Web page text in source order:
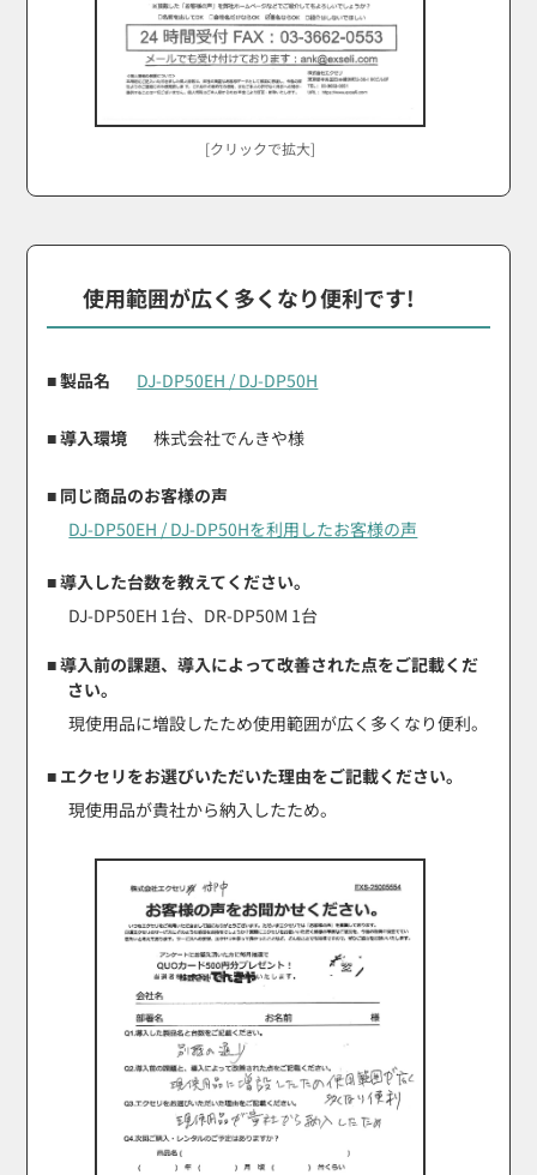
[クリックで拡大]
使用範囲が広く多くなり便利です!
■ 製品名 DJ-DP50EH / DJ-DP50H
■ 導入環境 株式会社でんきや様
■ 同じ商品のお客様の声
DJ-DP50EH / DJ-DP50Hを利用したお客様の声
■ 導入した台数を教えてください。
DJ-DP50EH 1台、DR-DP50M 1台
■ 導入前の課題、導入によって改善された点をご記載くだ
さい。
現使用品に増設したため使用範囲が広く多くなり便利。
■ エクセリをお選びいただいた理由をご記載ください。
現使用品が貴社から納入したため。